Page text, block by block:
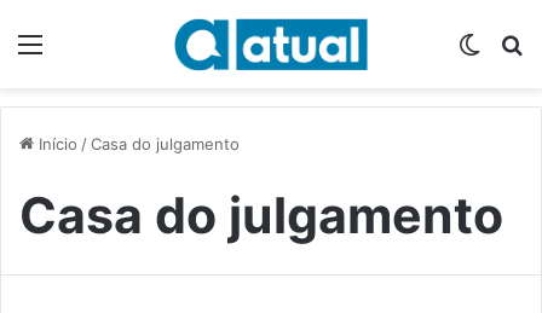
Início /Casa do julgamento
Casa do julgamento